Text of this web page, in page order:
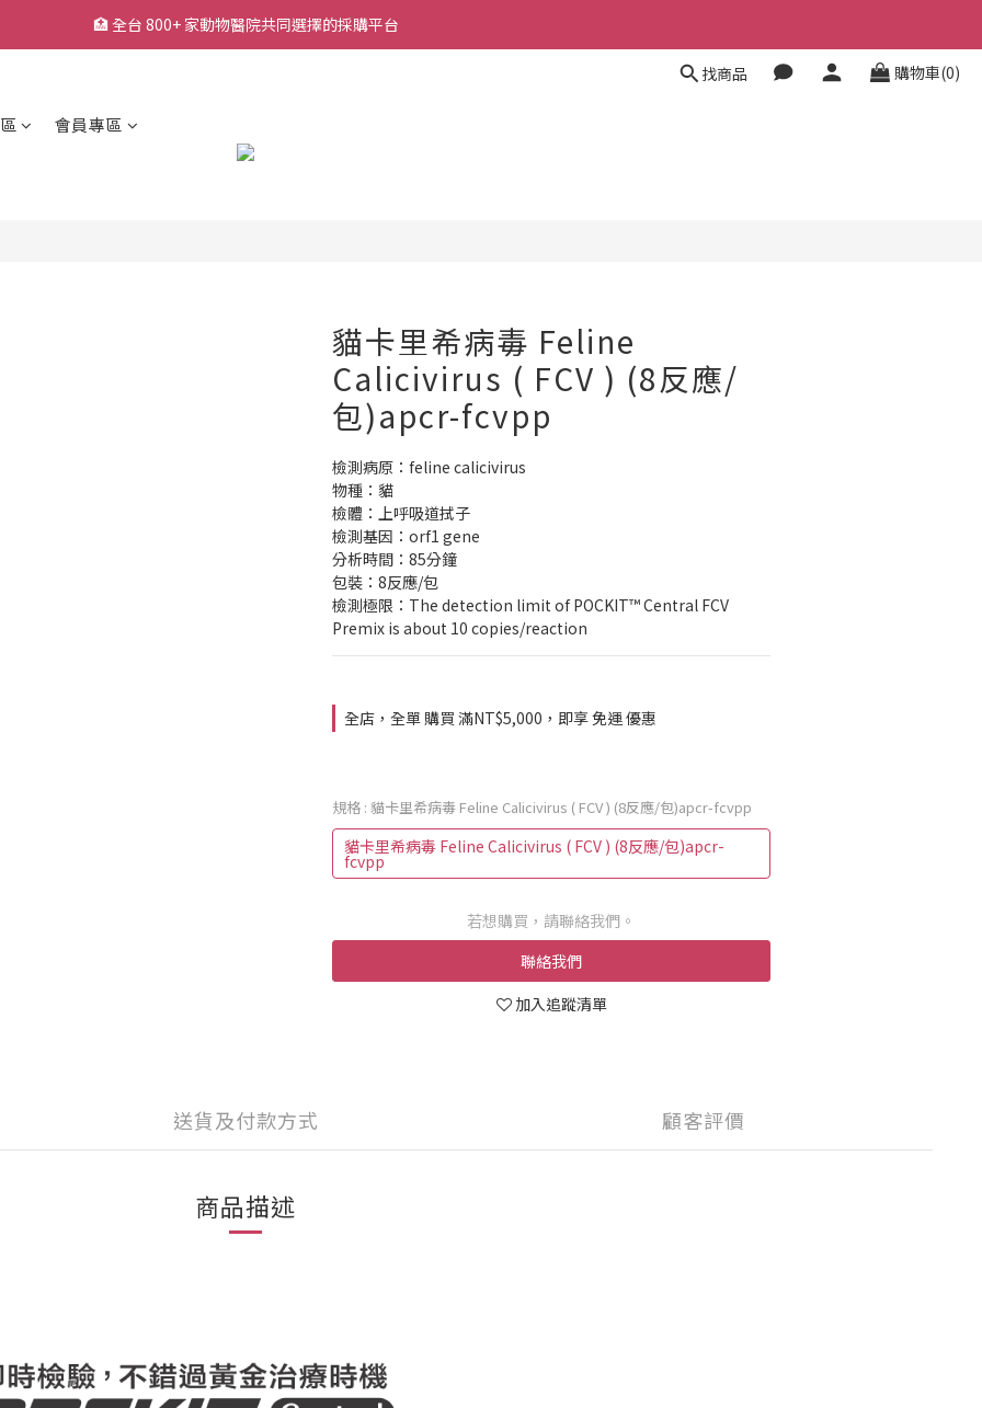
🏥 全台 800+ 家動物醫院共同選擇的採購平台
🏥 全台 800+ 家動物醫院共同選擇的採購平台
🔥 熱銷耗材持續補貨中，降低缺貨等待風險
找商品 購物車(0)
會員專區
貓卡里希病毒 Feline
Calicivirus ( FCV ) (8反應/
包)apcr-fcvpp
檢測病原：feline calicivirus
物種：貓
檢體：上呼吸道拭子
檢測基因：orf1 gene
分析時間：85分鐘
包裝：8反應/包
檢測極限：The detection limit of POCKIT™ Central FCV
Premix is about 10 copies/reaction
全店，全單 購買 滿NT$5,000，即享 免運 優惠
規格 : 貓卡里希病毒 Feline Calicivirus ( FCV ) (8反應/包)apcr-fcvpp
貓卡里希病毒 Feline Calicivirus ( FCV ) (8反應/包)apcr-
fcvpp
若想購買，請聯絡我們。
聯絡我們
加入追蹤清單
送貨及付款方式 顧客評價
商品描述